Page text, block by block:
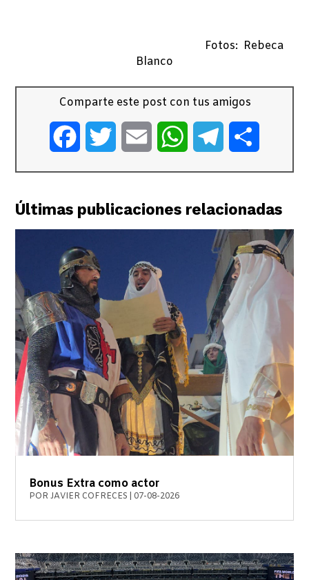
Fotos: Rebeca
Blanco
Comparte este post con tus amigos
FacebookTwitter Email WhatsAppTelegram
Últimas publicaciones relacionadas
Bonus Extra como actor
PORJAVIER COFRECES 07-08-2026